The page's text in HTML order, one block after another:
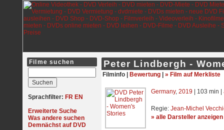
Filme suchen
Sprachfilter: FR EN
Erweiterte Suche
Was andere suchen
Demnächst auf DVD
Peter Lindbergh -
Filminfo | Bewertung » Film auf Merkliste
Germany, 2019 | 103 min |
Regie: Jean-Michel
» alle Darsteller anzeigen